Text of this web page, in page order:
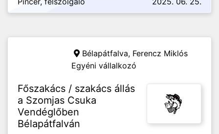
Bélapátfalva, Ferencz Miklós
Egyéni vállalkozó
Főszakács / szakács állás
a Szomjas Csuka
Vendéglőben
Bélapátfalván